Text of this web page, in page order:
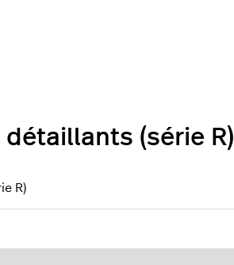
(série R)
R)